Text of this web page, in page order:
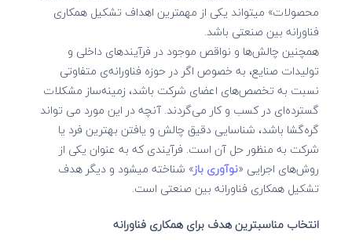
محصولات» می­تواند یکی از مهمترین اهداف تشکیل همکاری
فناورانه بین صنعتی باشد.
همچنین چالش‌­ها و نواقص موجود در فرآیندهای داخلی و
تولیدات صنایع، به خصوص اگر در حوزه فناورانه‌­ی متفاوتی
نسبت به تخصص‌­های اعضای شرکت باشد، زمینه‌ساز مشکلات
گسترده‌­ای در کسب و کار می‌گردند. آنچه در این مورد می تواند
گره­‌گشا باشد، شناسایی دقیق چالش و یافتن بهترین فرد یا
شرکت به منظور حل آن است. فرآیندی که به عنوان یکی از
روش‌های اجرایی «نوآوری باز» شناخته می­شود و دیگر هدف
تشکیل همکاری فناورانه بین صنعتی است.
انتخاب مناسب­ترین هدف برای همکاری فناورانه